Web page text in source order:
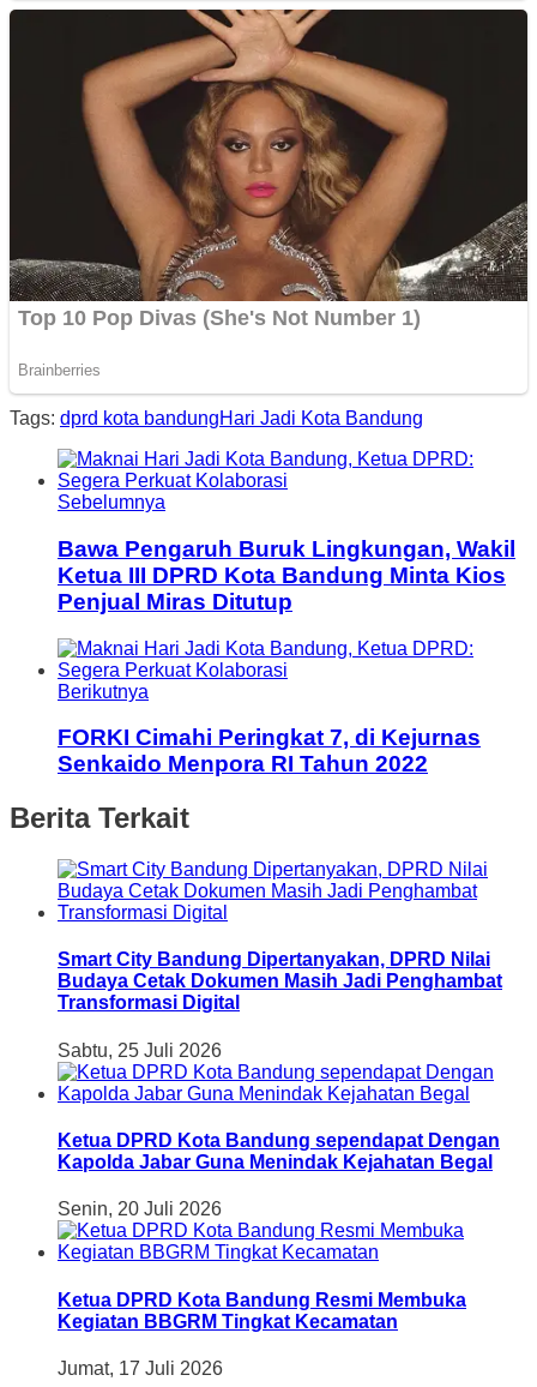
Tags: dprd kota bandungHari Jadi Kota Bandung
Sebelumnya
Bawa Pengaruh Buruk Lingkungan, Wakil
Ketua III DPRD Kota Bandung Minta Kios
Penjual Miras Ditutup
Berikutnya
FORKI Cimahi Peringkat 7, di Kejurnas
Senkaido Menpora RI Tahun 2022
Berita Terkait
Smart City Bandung Dipertanyakan, DPRD Nilai
Budaya Cetak Dokumen Masih Jadi Penghambat
Transformasi Digital
Sabtu, 25 Juli 2026
Ketua DPRD Kota Bandung sependapat Dengan
Kapolda Jabar Guna Menindak Kejahatan Begal
Senin, 20 Juli 2026
Ketua DPRD Kota Bandung Resmi Membuka
Kegiatan BBGRM Tingkat Kecamatan
Jumat, 17 Juli 2026